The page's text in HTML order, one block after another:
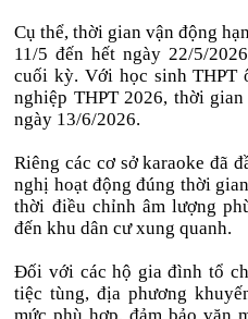
Cụ thể, thời gian vận động
11/5 đến hết ngày 22/5/
cuối kỳ. Với học sinh THPT
nghiệp THPT 2026, thời
ngày 13/6/2026.
Riêng các cơ sở karaoke đã
nghị hoạt động đúng thời
thời điều chỉnh âm lượng
đến khu dân cư xung quanh.
Đối với các hộ gia đình tổ
tiệc tùng, địa phương